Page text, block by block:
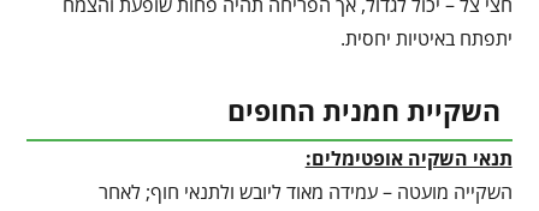
חצי צל – יכול לגדול, אך הפריחה תהיה פחות שופעת והצמח
יתפתח באיטיות יחסית.
השקיית חמנית החופים
תנאי השקיה אופטימלים:
השקייה מועטה – עמידה מאוד ליובש ולתנאי חוף; לאחר